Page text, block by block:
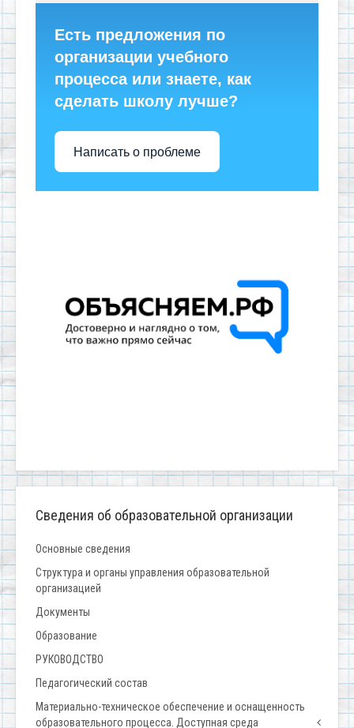
Есть предложения по
организации учебного
процесса или знаете, как
сделать школу лучше?
Написать о проблеме
Сведения об образовательной организации
Основные сведения
Структура и органы управления образовательной
организацией
Документы
Образование
РУКОВОДСТВО
Педагогический состав
Материально-техническое обеспечение и оснащенность
образовательного процесса. Доступная среда